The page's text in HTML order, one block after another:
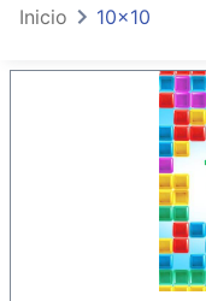
Inicio 10x10